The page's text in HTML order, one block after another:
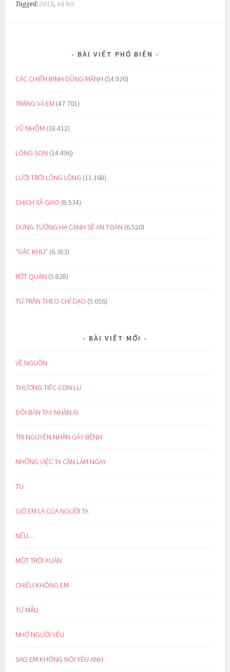
Tagged:2018,xã hội
BÀI VIẾT PHỔ BIẾN
CÁC CHIẾN BINH DŨNG MÃNH (54.926)
TRĂNG VÀ EM (47.701)
VŨ NHÔM (18.412)
LÒNG SON (14.496)
LƯỚI TRỜI LỒNG LỘNG (11.168)
CHỊCH XÃ GIAO (8.534)
ĐỪNG TƯỞNG HẠ CÁNH SẼ AN TOÀN (6.520)
“ĐẶC KHU” (6.383)
RỚT QUẦN (5.828)
TỪ TRẦN THEO CHỈ ĐẠO (5.656)
BÀI VIẾT MỚI
VỀ NGUỒN
THƯƠNG TIẾC CON LU
ĐÔI BÀN TAY NHÂN ÁI
TRỊ NGUYÊN NHÂN GÂY BỆNH
NHỮNG VIỆC TA CẦN LÀM NGAY
TU
GIỜ EM LÀ CỦA NGƯỜI TA
NẾU…
MỘT TRỜI XUÂN
CHIỀU KHÔNG EM
TỪ MẪU
NHỚ NGƯỜI YÊU
SAO EM KHÔNG NÓI YÊU ANH